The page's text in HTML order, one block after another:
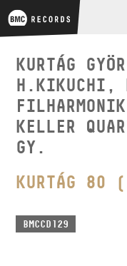
KURTÁG
H.KIKUCHI,
KELLER
GY.
KURTÁG 80
BMCCD129